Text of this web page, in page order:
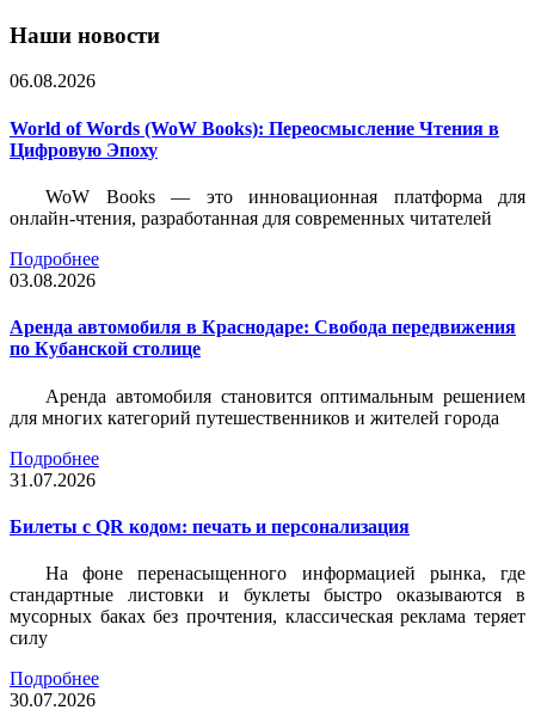
Наши новости
06.08.2026
World of Words (WoW Books): Переосмысление Чтения в
Цифровую Эпоху
WoW Books — это инновационная платформа для
онлайн-чтения, разработанная для современных читателей
Подробнее
03.08.2026
Аренда автомобиля в Краснодаре: Свобода передвижения
по Кубанской столице
Аренда автомобиля становится оптимальным решением
для многих категорий путешественников и жителей города
Подробнее
31.07.2026
Билеты c QR кодом: печать и персонализация
На фоне перенасыщенного информацией рынка, где
стандартные листовки и буклеты быстро оказываются в
мусорных баках без прочтения, классическая реклама теряет
силу
Подробнее
30.07.2026